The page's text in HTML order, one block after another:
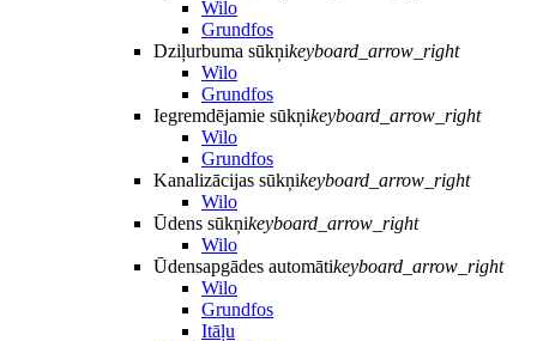
Wilo
Grundfos
Dziļurbuma sūkņikeyboard_arrow_right
Wilo
Grundfos
Iegremdējamie sūkņikeyboard_arrow_right
Wilo
Grundfos
Kanalizācijas sūkņikeyboard_arrow_right
Wilo
Ūdens sūkņikeyboard_arrow_right
Wilo
Ūdensapgādes automātikeyboard_arrow_right
Wilo
Grundfos
Itāļu